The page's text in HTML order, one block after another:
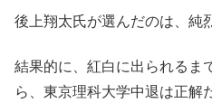
後上翔太氏が選んだのは、純
結果的に、紅白に出られるま
ら、東京理科大学中退は正解